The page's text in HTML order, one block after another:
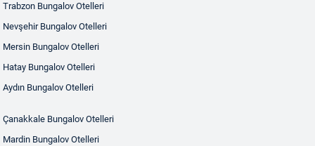
Trabzon Bungalov Otelleri
Nevşehir Bungalov Otelleri
Mersin Bungalov Otelleri
Hatay Bungalov Otelleri
Aydın Bungalov Otelleri
Çanakkale Bungalov Otelleri
Mardin Bungalov Otelleri